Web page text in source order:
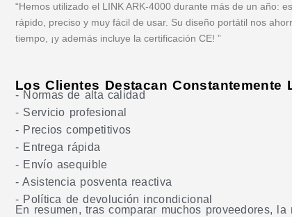
“Hemos utilizado el LINK ARK-4000 durante más de un año: es
rápido, preciso y muy fácil de usar. Su diseño portátil nos
tiempo, ¡y además incluye la certificación CE! ”
Los Clientes Destacan Constantemente
- Normas de alta calidad
- Servicio profesional
- Precios competitivos
- Entrega rápida
- Envío asequible
- Asistencia posventa reactiva
- Política de devolución incondicional
En resumen, tras comparar muchos proveedores,